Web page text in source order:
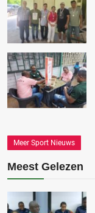
Meer Sport Nieuws
Meest Gelezen